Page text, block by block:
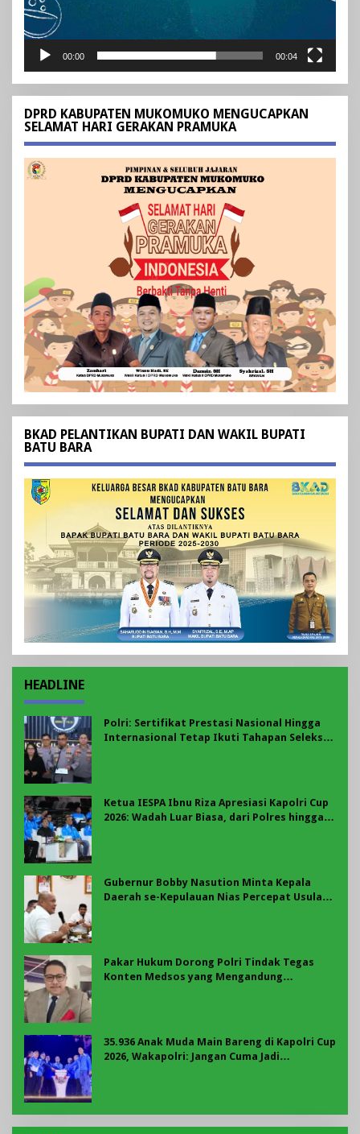
00:00 00:04
DPRD KABUPATEN MUKOMUKO MENGUCAPKAN
SELAMAT HARI GERAKAN PRAMUKA
BKAD PELANTIKAN BUPATI DAN WAKIL BUPATI
BATU BARA
HEADLINE
Polri: Sertifikat Prestasi Nasional Hingga
Internasional Tetap Ikuti Tahapan Seleksi
Ketua IESPA Ibnu Riza Apresiasi Kapolri Cup
2026: Wadah Luar Biasa, dari Polres hingga
Gubernur Bobby Nasution Minta Kepala
Daerah se-Kepulauan Nias Percepat Usulan
Pakar Hukum Dorong Polri Tindak Tegas
Konten Medsos yang Mengandung
35.936 Anak Muda Main Bareng di Kapolri Cup
2026, Wakapolri: Jangan Cuma Jadi